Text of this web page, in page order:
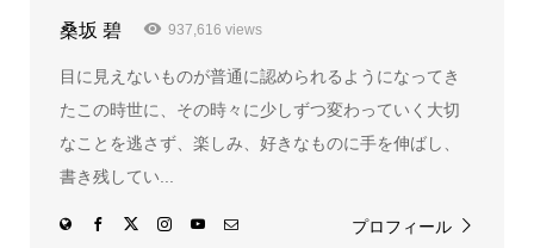
桑坂 碧 937,616 views
目に見えないものが普通に認められるようになってき
たこの時世に、その時々に少しずつ変わっていく大切
なことを逃さず、楽しみ、好きなものに手を伸ばし、
書き残してい...
プロフィール